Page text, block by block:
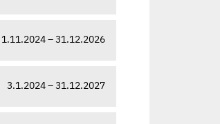
1.11.2024 – 31.12.2026
3.1.2024 – 31.12.2027